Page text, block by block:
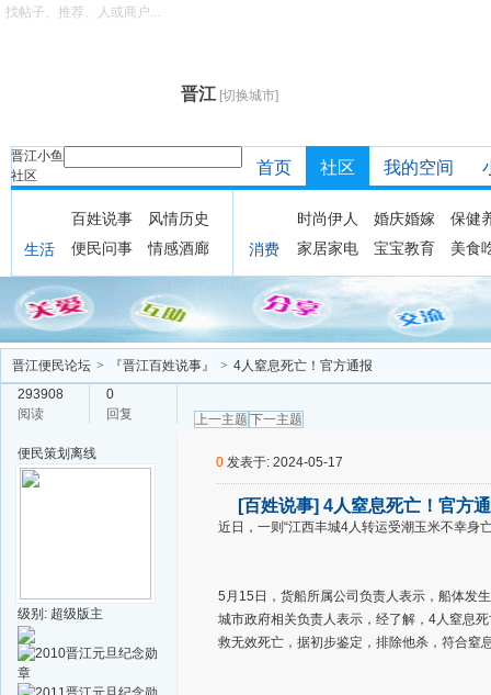
晋江 [切换城市]
晋江小鱼
社区
找帖子、推荐、人或商户...
首页 社区 我的空间
生活
百姓说事
风情历史
便民问事
情感酒廊 消费
时尚伊人 婚庆婚嫁
保健
家居家电
宝宝教育 美食
晋江便民论坛 > 『晋江百姓说事』 > 4人窒息死亡！官方通报
293908
阅读
0
回复
上一主题 下一主题
便民策划 离线
级别: 超级版主
0 发表于: 2024-05-17
[百姓说事] 4人窒息死亡！官方
近日，一则“江西丰城4人转运受潮玉米不幸身
5月15日，货船所属公司负责人表示，船体发
城市政府相关负责人表示，经了解，4人窒息
救无效死亡，据初步鉴定，排除他杀，符合窒